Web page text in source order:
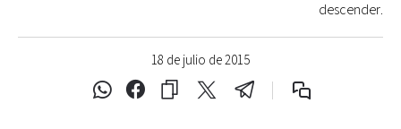
18 de julio de 2015
descender.